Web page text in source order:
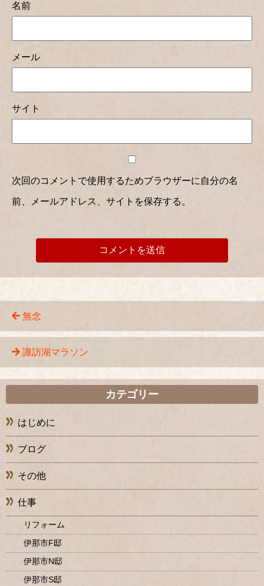
名前
メール
サイト
次回のコメントで使用するためブラウザーに自分の名
前、メールアドレス、サイトを保存する。
無念
諏訪湖マラソン
カテゴリー
はじめに
ブログ
その他
仕事
リフォーム
伊那市F邸
伊那市N邸
伊那市S邸